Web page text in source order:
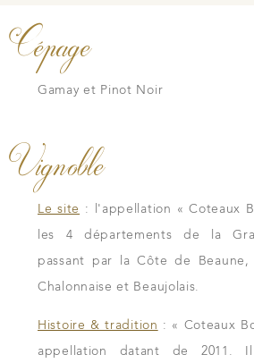
Cépage
Gamay et Pinot Noir
Vignoble
Le site : l'appellation « Coteaux
les 4 départements de la
passant par la Côte de
Chalonnaise et Beaujolais.
Histoire & tradition : « Coteaux
appellation datant de 2011.